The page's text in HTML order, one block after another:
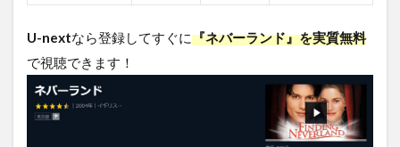
ネバ
ーラ
ンド
の関
連作
U-nextなら登録してすぐに『ネバーランド』を実質無料
で視聴できます！